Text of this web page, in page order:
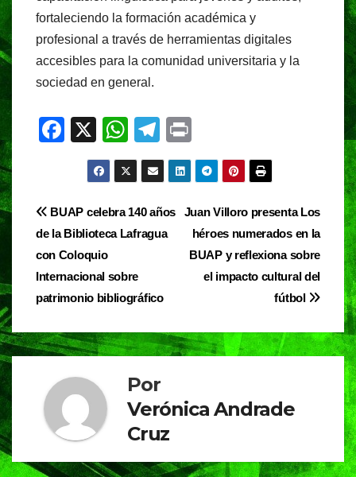
fortaleciendo la formación académica y
profesional a través de herramientas digitales
accesibles para la comunidad universitaria y la
sociedad en general.
F
e
b
o
o
k
X
W
h
at
s
A
p
T
el
e
gr
a
in
t
Navegación
de
entradas
Juan Villoro presenta Los
héroes numerados en la
BUAP y reflexiona sobre
el impacto cultural del
fútbol
BUAP celebra 140 años
de la Biblioteca Lafragua
con Coloquio
Internacional sobre
patrimonio bibliográfico
Por
Verónica Andrade
Cruz